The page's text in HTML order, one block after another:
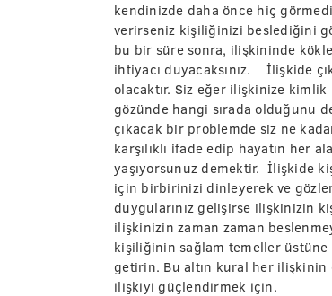
kendinizde daha önce hiç
verirseniz kişiliğinizi beslediğini
bu bir süre sonra, ilişkininde
ihtiyacı duyacaksınız. İlişkide
olacaktır. Siz eğer ilişkinize
gözünde hangi sırada olduğunu
çıkacak bir problemde siz ne
karşılıklı ifade edip hayatın her
yaşıyorsunuz demektir. İlişkide
için birbirinizi dinleyerek ve
duygularınız gelişirse ilişkinizin
ilişkinizin zaman zaman
kişiliğinin sağlam temeller üstüne
getirin. Bu altın kural her ilişkinin
ilişkiyi güçlendirmek için.